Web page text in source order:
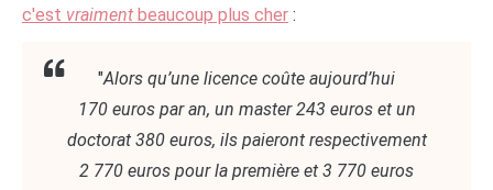
c'est vraiment beaucoup plus cher :
"Alors qu’une licence coûte aujourd’hui
170 euros par an, un master 243 euros et un
doctorat 380 euros, ils paieront respectivement
2 770 euros pour la première et 3 770 euros